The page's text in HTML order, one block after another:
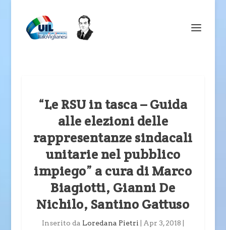
“Le RSU in tasca – Guida
alle elezioni delle
rappresentanze sindacali
unitarie nel pubblico
impiego” a cura di Marco
Biagiotti, Gianni De
Nichilo, Santino Gattuso
Inserito da Loredana Pietri Apr 3, 2018